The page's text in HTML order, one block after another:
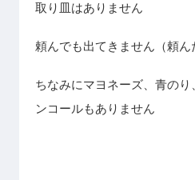
取り皿はありません
頼んでも出てきません（頼ん
ちなみにマヨネーズ、青の
ンコールもありません